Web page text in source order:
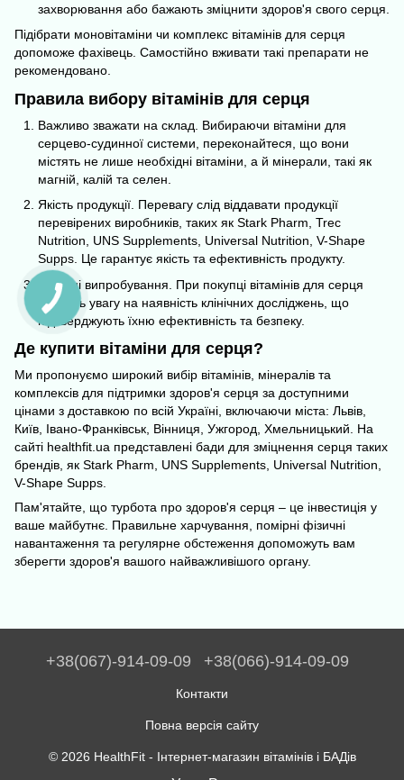
захворювання або бажають зміцнити здоров'я свого серця.
Підібрати моновітаміни чи комплекс вітамінів для серця
допоможе фахівець. Самостійно вживати такі препарати не
рекомендовано.
Правила вибору вітамінів для серця
Важливо зважати на склад. Вибираючи вітаміни для
серцево-судинної системи, переконайтеся, що вони
містять не лише необхідні вітаміни, а й мінерали, такі як
магній, калій та селен.
Якість продукції. Перевагу слід віддавати продукції
перевірених виробників, таких як Stark Pharm, Trec
Nutrition, UNS Supplements, Universal Nutrition, V-Shape
Supps. Це гарантує якість та ефективність продукту.
Клінічні випробування. При покупці вітамінів для серця
зверніть увагу на наявність клінічних досліджень, що
підтверджують їхню ефективність та безпеку.
Де купити вітаміни для серця?
Ми пропонуємо широкий вибір вітамінів, мінералів та
комплексів для підтримки здоров'я серця за доступними
цінами з доставкою по всій Україні, включаючи міста: Львів,
Київ, Івано-Франківськ, Вінниця, Ужгород, Хмельницький. На
сайті healthfit.ua представлені бади для зміцнення серця таких
брендів, як Stark Pharm, UNS Supplements, Universal Nutrition,
V-Shape Supps.
Пам'ятайте, що турбота про здоров'я серця – це інвестиція у
ваше майбутнє. Правильне харчування, помірні фізичні
навантаження та регулярне обстеження допоможуть вам
зберегти здоров'я вашого найважливішого органу.
+38(067)-914-09-09 +38(066)-914-09-09
Контакти
Повна версія сайту
© 2026 HealthFit - Інтернет-магазин вітамінів і БАДів